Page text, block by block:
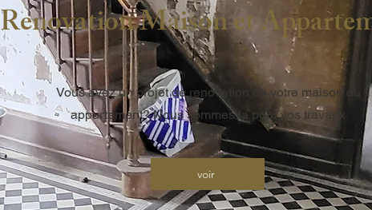
Renovation Maison et
Vous avez un projet de renovation de votre maison ou
appartement? Nous sommes la pour vos travaux
voir